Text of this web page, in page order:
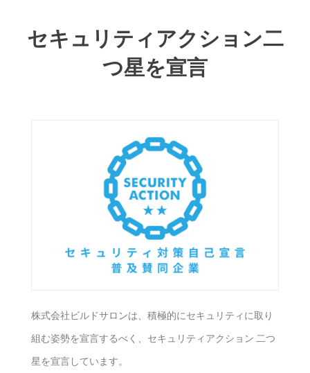
セキュリティアクション二
つ星を宣言
株式会社ビルドサロンは、積極的にセキュリティに取り
組む姿勢を宣言するべく、セキュリティアクション 二つ
星を宣言しています。